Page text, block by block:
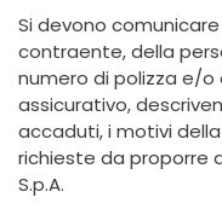
Si devono
contraente, della
numero di polizza e/
assicurativo,
accaduti, i motivi
richieste da proporre
S.p.A.